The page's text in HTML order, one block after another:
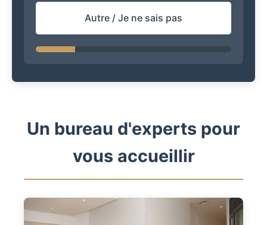
Autre / Je ne sais pas
Un bureau d'experts pour
vous accueillir